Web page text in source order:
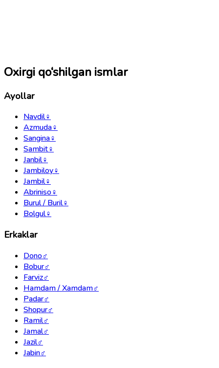
Oxirgi qo‘shilgan ismlar
Ayollar
Navdil♀
Azmuda♀
Sangina♀
Sambit♀
Janbil♀
Jambiloy♀
Jambil♀
Abriniso♀
Burul / Buril♀
Bolgul♀
Erkaklar
Dono♂
Bobur♂
Farviz♂
Hamdam / Xamdam♂
Padar♂
Shopur♂
Ramil♂
Jamal♂
Jazil♂
Jabin♂